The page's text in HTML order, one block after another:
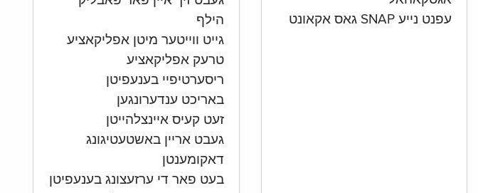
הילף
גייט ווייטער מיטן אפליקאציע
טרעק אפליקאציע
ריסערטיפיי בענעפיטן
באריכט ענדערונגען
זעט קעיס איינצלהייטן
געבט אריין באשטעטיגונג
דאקומענטן
בעט פאר די ערזעצונג בענעפיטן
עפנט נייע SNAP גאס אקאונט